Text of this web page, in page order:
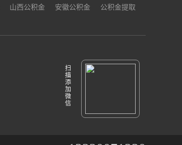
山西公积金 安徽公积金
公积金提取
扫
描
添
加
微
信